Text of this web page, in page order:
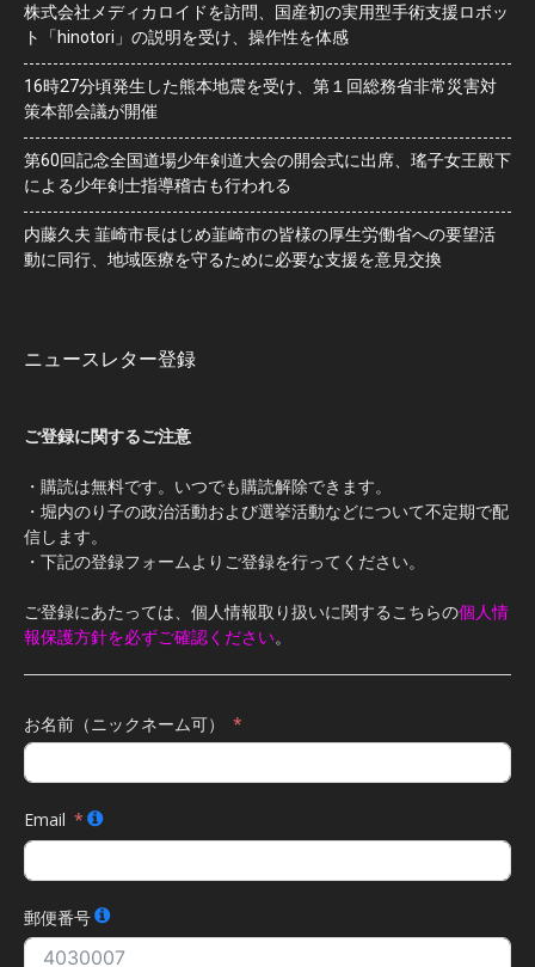
株式会社メディカロイドを訪問、国産初の実用型手術支援ロボッ
ト「hinotori」の説明を受け、操作性を体感
16時27分頃発生した熊本地震を受け、第１回総務省非常災害対
策本部会議が開催
第60回記念全国道場少年剣道大会の開会式に出席、瑤子女王殿下
による少年剣士指導稽古も行われる
内藤久夫 韮崎市長はじめ韮崎市の皆様の厚生労働省への要望活
動に同行、地域医療を守るために必要な支援を意見交換
ニュースレター登録
ご登録に関するご注意
・購読は無料です。いつでも購読解除できます。
・堀内のり子の政治活動および選挙活動などについて不定期で配
信します。
・下記の登録フォームよりご登録を行ってください。
ご登録にあたっては、個人情報取り扱いに関するこちらの個人情
報保護方針を必ずご確認ください。
お名前（ニックネーム可）
Email
郵便番号